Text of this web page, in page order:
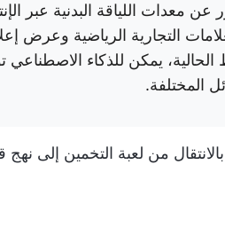
اللياقة البدنية عبر
التجارية الرياضية وعرض
الحالية، يمكن للذكاء الاصطناعي
المختلفة.
من لعبة التخمين إلى نهج